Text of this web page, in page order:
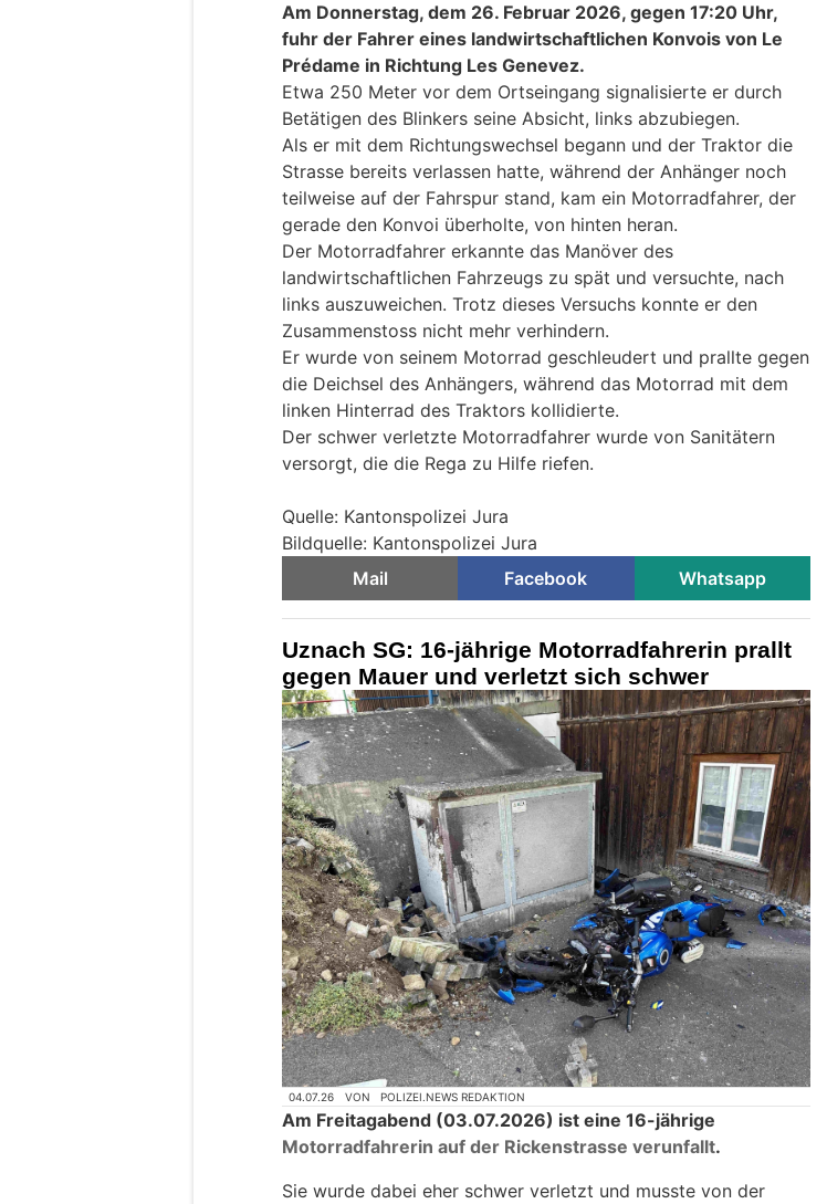
Am Donnerstag, dem 26. Februar 2026, gegen 17:20 Uhr,
fuhr der Fahrer eines landwirtschaftlichen Konvois von Le
Prédame in Richtung Les Genevez.
Etwa 250 Meter vor dem Ortseingang signalisierte er durch
Betätigen des Blinkers seine Absicht, links abzubiegen.
Als er mit dem Richtungswechsel begann und der Traktor die
Strasse bereits verlassen hatte, während der Anhänger noch
teilweise auf der Fahrspur stand, kam ein Motorradfahrer, der
gerade den Konvoi überholte, von hinten heran.
Der Motorradfahrer erkannte das Manöver des
landwirtschaftlichen Fahrzeugs zu spät und versuchte, nach
links auszuweichen. Trotz dieses Versuchs konnte er den
Zusammenstoss nicht mehr verhindern.
Er wurde von seinem Motorrad geschleudert und prallte gegen
die Deichsel des Anhängers, während das Motorrad mit dem
linken Hinterrad des Traktors kollidierte.
Der schwer verletzte Motorradfahrer wurde von Sanitätern
versorgt, die die Rega zu Hilfe riefen.
Quelle: Kantonspolizei Jura
Bildquelle: Kantonspolizei Jura
Mail
Facebook Whatsapp
Uznach SG: 16-jährige Motorradfahrerin prallt
gegen Mauer und verletzt sich schwer
04.07.26 VON POLIZEI.NEWS REDAKTION
Am Freitagabend (03.07.2026) ist eine 16-jährige
Motorradfahrerin auf der Rickenstrasse verunfallt.
Sie wurde dabei eher schwer verletzt und musste von der